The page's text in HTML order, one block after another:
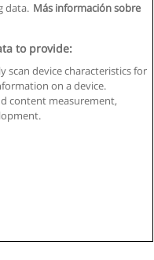
- CIF : B-95610580: -
data. Más información sobre
to provide:
scan device characteristics for
on a device.
content measurement,